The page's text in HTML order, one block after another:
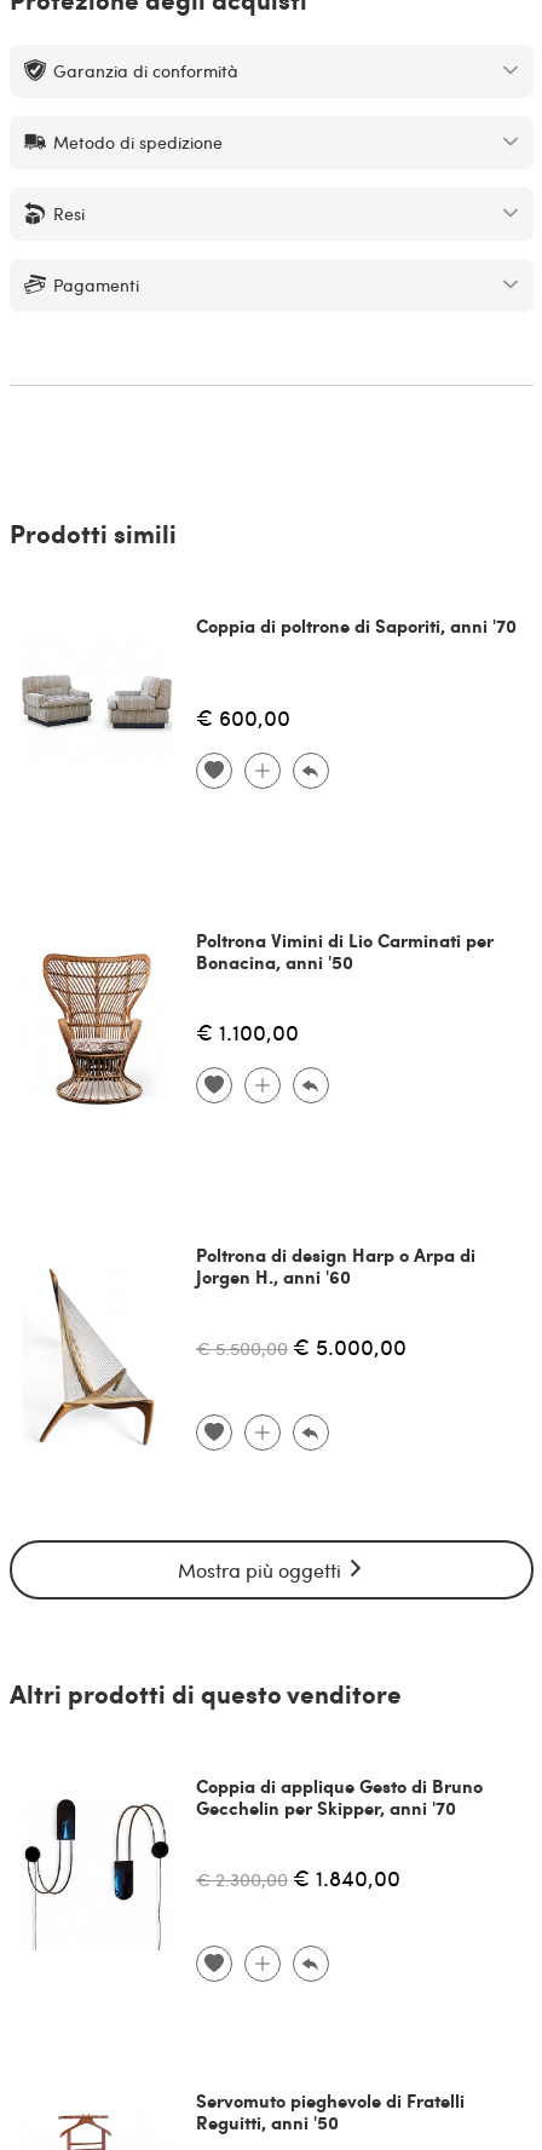
Garanzia di conformità
Metodo di spedizione
Resi
Pagamenti
Prodotti simili
Coppia di poltrone di Saporiti, anni '70
€ 600,00
Poltrona Vimini di Lio Carminati per
Bonacina, anni '50
€ 1.100,00
Poltrona di design Harp o Arpa di
Jorgen H., anni '60
€ 5.500,00 € 5.000,00
Mostra più oggetti
Altri prodotti di questo venditore
Coppia di applique Gesto di Bruno
Gecchelin per Skipper, anni '70
€ 2.300,00 € 1.840,00
Servomuto pieghevole di Fratelli
Reguitti, anni '50